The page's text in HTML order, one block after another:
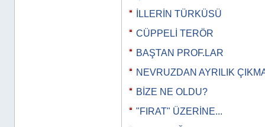
İLLERİN TÜRKÜSÜ
CÜPPELİ TERÖR
BAŞTAN PROF.LAR
NEVRUZDAN AYRILIK
BİZE NE OLDU?
"FIRAT" ÜZERİNE...